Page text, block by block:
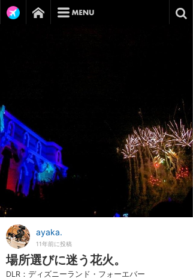
ayaka.
11年前に投稿
場所選びに迷う花火。
DLR：ディズニーランド・フォーエバー